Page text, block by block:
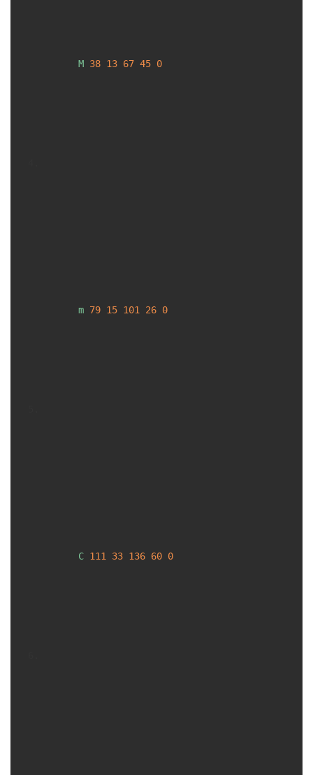
M 38 13 67 45 0
m 79 15 101 26 0
C 111 33 136 60 0